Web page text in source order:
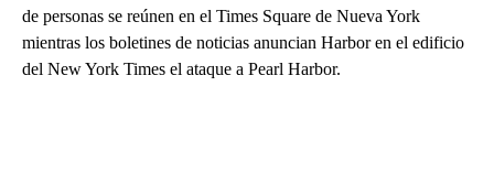
de personas se reúnen en el Times Square de Nueva York
mientras los boletines de noticias anuncian Harbor en el edificio
del New York Times el ataque a Pearl Harbor.